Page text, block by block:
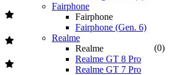
Fairphone
Fairphone
Fairphone (Gen. 6)
Realme
Realme
Realme GT 8 Pro
Realme GT 7 Pro
(0)